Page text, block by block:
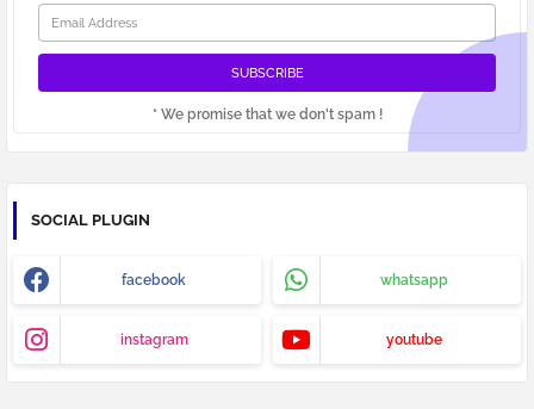
* We promise that we don't spam !
SOCIAL PLUGIN
facebook whatsapp
instagram youtube